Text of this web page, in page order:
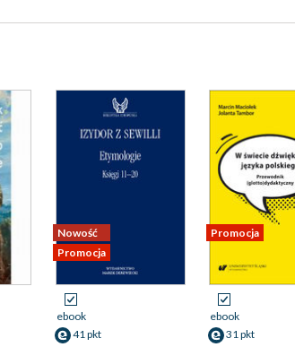
Nowość
Promocja
ebook
41 pkt
Promocja
ebook
31 pkt